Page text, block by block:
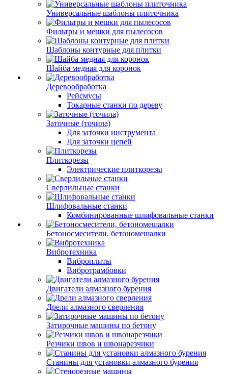
Универсальные шаблоны плиточника
Фильтры и мешки для пылесосов
Шаблоны контурные для плитки
Шайба медная для коронок
Деревообработка
Рейсмусы
Токарные станки по дереву
Заточные (точила)
Для заточки инструмента
Для заточки цепей
Плиткорезы
Электрические плиткорезы
Сверлильные станки
Шлифовальные станки
Комбинированные шлифовальные станки
Бетоносмесители, бетономешалки
Вибротехника
Виброплиты
Вибротрамбовки
Двигатели алмазного бурения
Дрели алмазного сверления
Затирочные машины по бетону
Резчики швов и швонарезчики
Станины для установки алмазного бурения